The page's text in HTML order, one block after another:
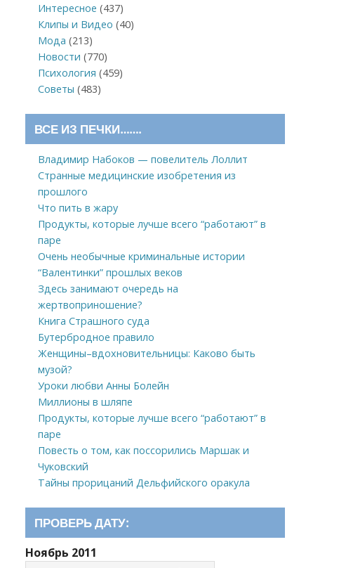
Интересное (437)
Клипы и Видео (40)
Мода (213)
Новости (770)
Психология (459)
Советы (483)
ВСЕ ИЗ ПЕЧКИ…….
Владимир Набоков — повелитель Лоллит
Странные медицинские изобретения из
прошлого
Что пить в жару
Продукты, которые лучше всего “работают” в
паре
Очень необычные криминальные истории
“Валентинки” прошлых веков
Здесь занимают очередь на
жертвоприношение?
Книга Страшного суда
Бутербродное правило
Женщины–вдохновительницы: Каково быть
музой?
Уроки любви Анны Болейн
Миллионы в шляпе
Продукты, которые лучше всего “работают” в
паре
Повесть о том, как поссорились Маршак и
Чуковский
Тайны прорицаний Дельфийского оракула
ПРОВЕРЬ ДАТУ:
Ноябрь 2011